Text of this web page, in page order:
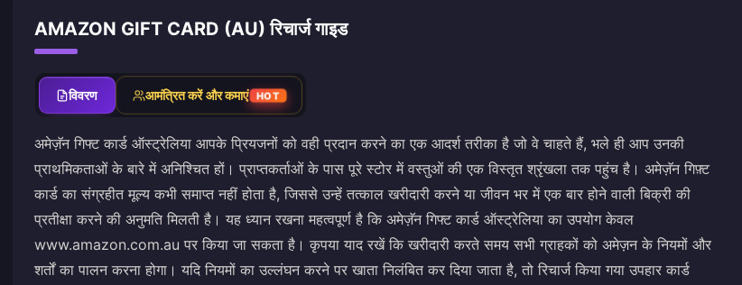
AMAZON GIFT CARD (AU) रिचार्ज गाइड
विवरण आमंत्रित करें और कमाएं HOT
अमेज़ॅन गिफ्ट कार्ड ऑस्ट्रेलिया आपके प्रियजनों को वही प्रदान करने का एक आदर्श तरीका है जो वे चाहते हैं, भले ही आप उनकी
प्राथमिकताओं के बारे में अनिश्चित हों। प्राप्तकर्ताओं के पास पूरे स्टोर में वस्तुओं की एक विस्तृत श्रृंखला तक पहुंच है। अमेज़ॅन गिफ़्ट
कार्ड का संग्रहीत मूल्य कभी समाप्त नहीं होता है, जिससे उन्हें तत्काल खरीदारी करने या जीवन भर में एक बार होने वाली बिक्री की
प्रतीक्षा करने की अनुमति मिलती है। यह ध्यान रखना महत्वपूर्ण है कि अमेज़ॅन गिफ्ट कार्ड ऑस्ट्रेलिया का उपयोग केवल
www.amazon.com.au पर किया जा सकता है। कृपया याद रखें कि खरीदारी करते समय सभी ग्राहकों को अमेज़न के नियमों और
शर्तों का पालन करना होगा। यदि नियमों का उल्लंघन करने पर खाता निलंबित कर दिया जाता है, तो रिचार्ज किया गया उपहार कार्ड